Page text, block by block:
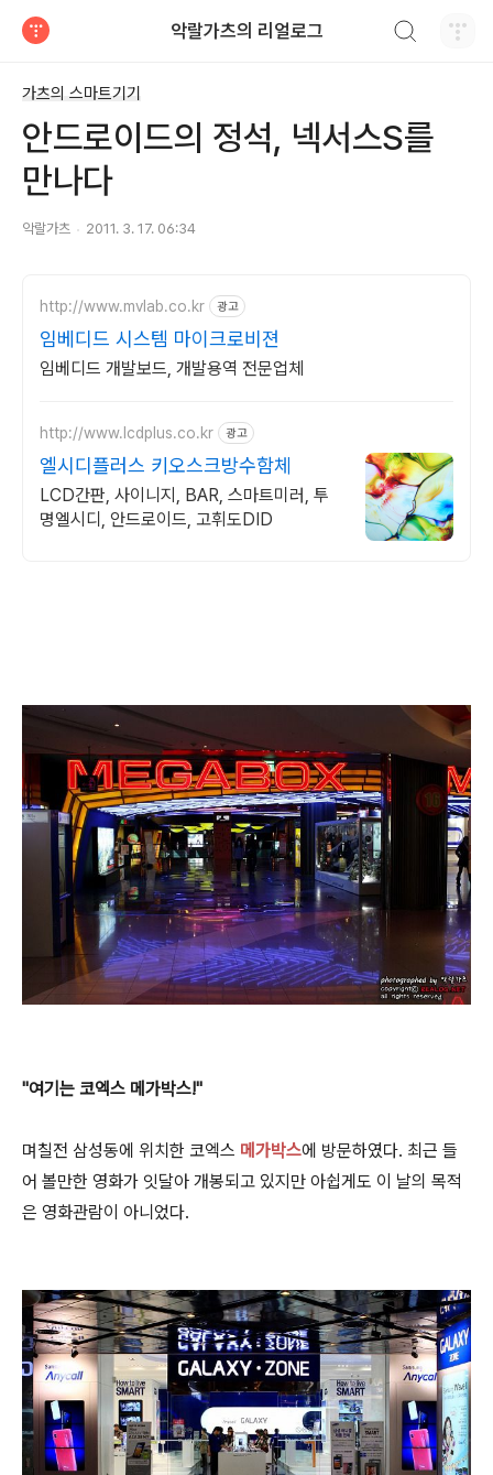
악랄가츠의 리얼로그
가츠의 스마트기기
안드로이드의 정석, 넥서스S를
만나다
악랄가츠 2011. 3. 17. 06:34
http://www.mvlab.co.kr 광고
임베디드 시스템 마이크로비젼
임베디드 개발보드, 개발용역 전문업체
http://www.lcdplus.co.kr 광고
엘시디플러스 키오스크방수함체
LCD간판, 사이니지, BAR, 스마트미러, 투
명엘시디, 안드로이드, 고휘도DID
"여기는 코엑스 메가박스!"
며칠전 삼성동에 위치한 코엑스 메가박스에 방문하였다. 최근 들
어 볼만한 영화가 잇달아 개봉되고 있지만 아쉽게도 이 날의 목적
은 영화관람이 아니었다.